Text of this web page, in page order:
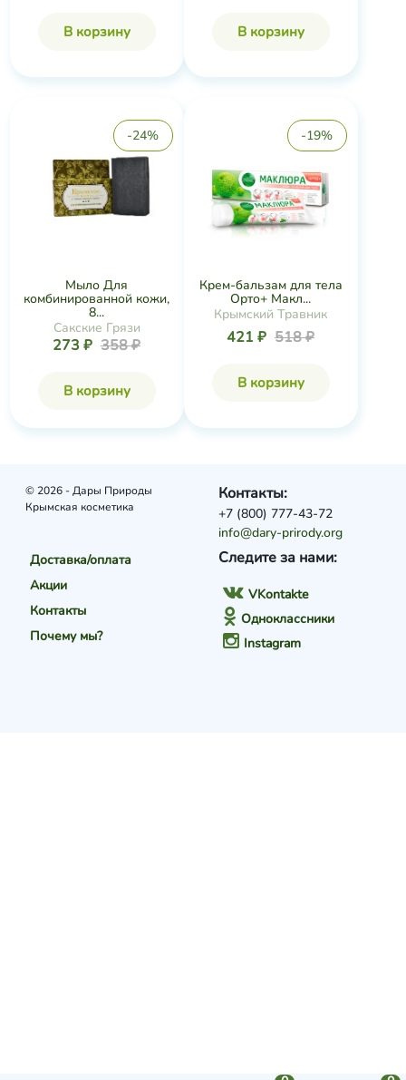
В корзину В корзину
-24%
Мыло Для
комбинированной кожи,
8...
Сакские Грязи
273 ₽ 358 ₽
В корзину
-19%
Крем-бальзам для тела
Орто+ Макл...
Крымский Травник
421 ₽ 518 ₽
В корзину
© 2026 - Дары Природы
Крымская косметика
Доставка/оплата
Акции
Контакты
Почему мы?
Следите за нами:
VKontakte
Одноклассники
Instagram
Контакты:
+7 (800) 777-43-72
info@dary-prirody.org